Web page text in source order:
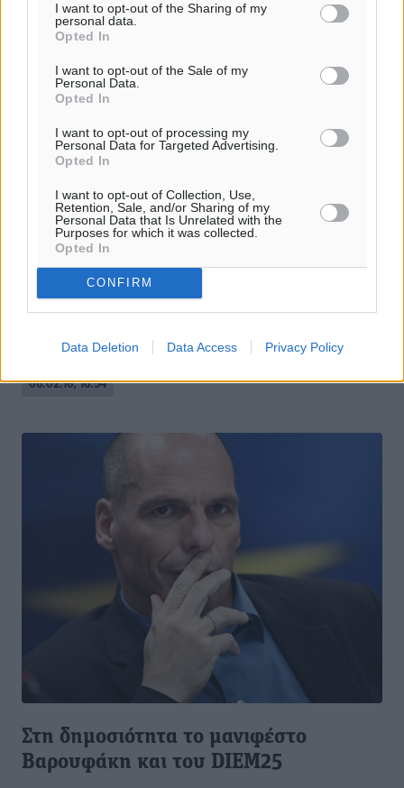
I want to opt-out of the Sharing of my
personal data.
Opted In
I want to opt-out of the Sale of my
Personal Data.
Opted In
I want to opt-out of processing my
Personal Data for Targeted Advertising.
Opted In
I want to opt-out of Collection, Use,
Retention, Sale, and/or Sharing of my
Personal Data that Is Unrelated with the
Purposes for which it was collected.
Opted In
CONFIRM
Data Deletion Data Access Privacy Policy
Αιχμές Μέρκελ: “Δεν φυλάσσονται
καλά τα θαλάσσια σύνορα της
Ευρώπης”
Η γερμανίδα καγκελάριος Άγκελα Μέρκελ απηύθυνε
σήμερα έκκληση για καλύτερη προστασία των
ελεύθερης κυκλοφορίας του Σένγκεν. ...
06.02.16, 16:54
Στη δημοσιότητα το μανιφέστο
Βαρουφάκη και του DIEM25